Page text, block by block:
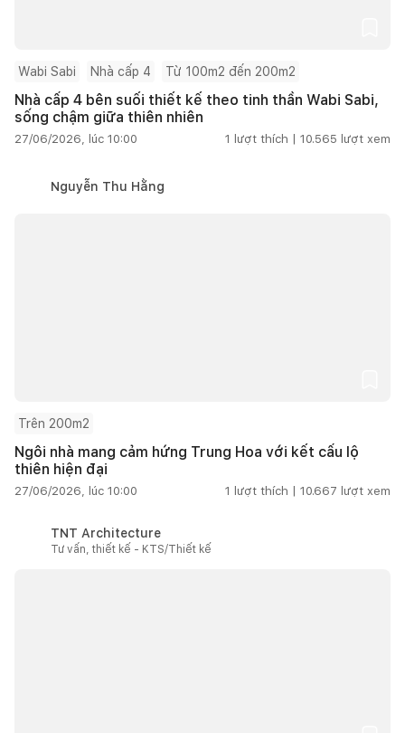
Wabi Sabi Nhà cấp 4 Từ 100m2 đến 200m2
Nhà cấp 4 bên suối thiết kế theo tinh thần Wabi Sabi,
sống chậm giữa thiên nhiên
27/06/2026, lúc 10:00 1 lượt thích | 10.565 lượt xem
Nguyễn Thu Hằng
Trên 200m2
Ngôi nhà mang cảm hứng Trung Hoa với kết cấu lộ
thiên hiện đại
27/06/2026, lúc 10:00 1 lượt thích | 10.667 lượt xem
TNT Architecture
Tư vấn, thiết kế - KTS/Thiết kế